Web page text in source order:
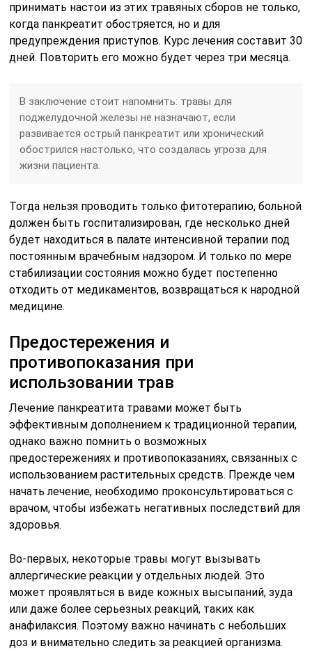
принимать настои из этих травяных сборов не только,
когда панкреатит обостряется, но и для
предупреждения приступов. Курс лечения составит 30
дней. Повторить его можно будет через три месяца.
В заключение стоит напомнить: травы для
поджелудочной железы не назначают, если
развивается острый панкреатит или хронический
обострился настолько, что создалась угроза для
жизни пациента.
Тогда нельзя проводить только фитотерапию, больной
должен быть госпитализирован, где несколько дней
будет находиться в палате интенсивной терапии под
постоянным врачебным надзором. И только по мере
стабилизации состояния можно будет постепенно
отходить от медикаментов, возвращаться к народной
медицине.
Предостережения и
противопоказания при
использовании трав
Лечение панкреатита травами может быть
эффективным дополнением к традиционной терапии,
однако важно помнить о возможных
предостережениях и противопоказаниях, связанных с
использованием растительных средств. Прежде чем
начать лечение, необходимо проконсультироваться с
врачом, чтобы избежать негативных последствий для
здоровья.
Во-первых, некоторые травы могут вызывать
аллергические реакции у отдельных людей. Это
может проявляться в виде кожных высыпаний, зуда
или даже более серьезных реакций, таких как
анафилаксия. Поэтому важно начинать с небольших
доз и внимательно следить за реакцией организма.